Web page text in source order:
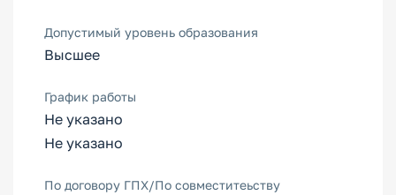
Допустимый уровень образования
Высшее
График работы
Не указано
Не указано
По договору ГПХ/По совместитеьству